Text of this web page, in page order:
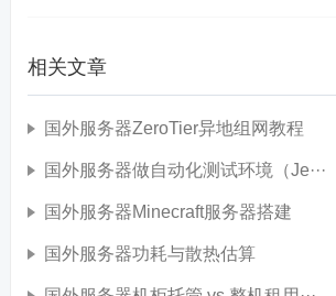
相关文章
国外服务器ZeroTier异地组网教程
国外服务器做自动化测试环境（Je···
国外服务器Minecraft服务器搭建
国外服务器功耗与散热估算